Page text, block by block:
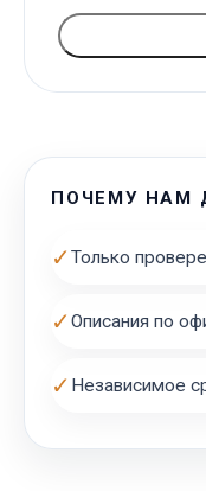
ПОЧЕМУ НАМ
✓Только
✓Описания по
✓ Независимое